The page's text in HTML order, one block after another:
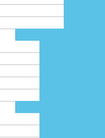
Pro
Pro
mini